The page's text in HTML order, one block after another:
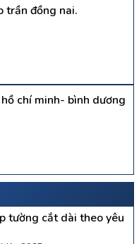
trần đồng nai.
chí minh- bình dương
tường cắt dài theo yêu